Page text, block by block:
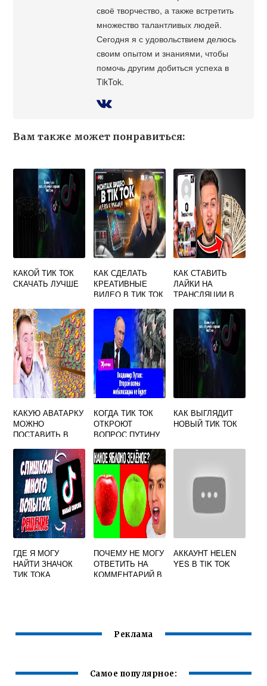
своё творчество, а также встретить
множество талантливых людей.
Сегодня я с удовольствием делюсь
своим опытом и знаниями, чтобы
помочь другим добиться успеха в
TikTok.
Вам также может понравиться:
КАКОЙ ТИК ТОК
СКАЧАТЬ ЛУЧШЕ
КАК СДЕЛАТЬ
КРЕАТИВНЫЕ
ВИДЕО В ТИК ТОК
КАК СТАВИТЬ
ЛАЙКИ НА
ТРАНСЛЯЦИИ В
КАКУЮ АВАТАРКУ
МОЖНО
ПОСТАВИТЬ В
КОГДА ТИК ТОК
ОТКРОЮТ
ВОПРОС ПУТИНУ
КАК ВЫГЛЯДИТ
НОВЫЙ ТИК ТОК
ГДЕ Я МОГУ
НАЙТИ ЗНАЧОК
ТИК ТОКА
ПОЧЕМУ НЕ МОГУ
ОТВЕТИТЬ НА
КОММЕНТАРИЙ В
АККАУНТ HELEN
YES В TIK TOK
Реклама
Самое популярное: